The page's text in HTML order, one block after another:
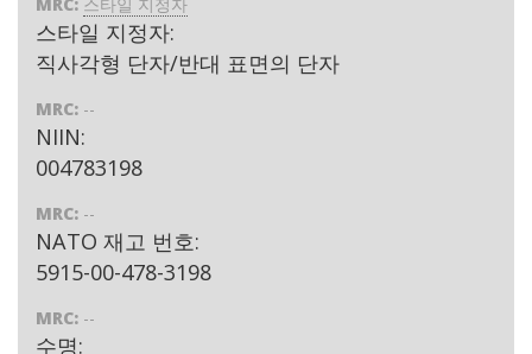
스타일 지정자:
직사각형 단자/반대 표면의 단자
MRC: --
NIIN:
004783198
MRC: --
NATO 재고 번호:
5915-00-478-3198
MRC: --
수명: